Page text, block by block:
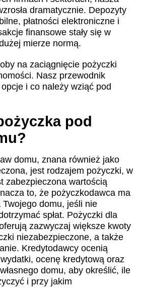
dramatycznie. Depozyty
płatności elektroniczne i
finansowe stały się w
mierze normą.
na zaciągnięcie pożyczki
Nasz przewodnik
i co należy wziąć pod
pod
domu, znana również jako
jest rodzajem pożyczki, w
zabezpieczona wartością
to, że pożyczkodawca ma
domu, jeśli nie
spłat. Pożyczki dla
zazwyczaj większe kwoty
niezabezpieczone, a także
Kredytodawcy ocenią
ocenę kredytową oraz
domu, aby określić, ile
i przy jakim